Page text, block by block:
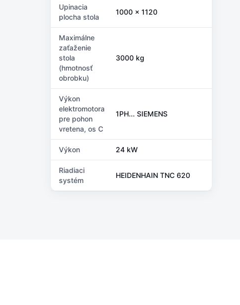
Upinacia
plocha stola
1000 x 1120
Maximálne
zaťaženie
stola
(hmotnosť
obrobku)
3000 kg
Výkon
elektromotora
pre pohon
vretena, os C
1PH... SIEMENS
Výkon 24 kW
Riadiaci
systém
HEIDENHAIN TNC 620